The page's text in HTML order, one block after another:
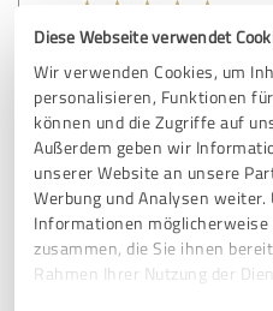
Diese Webseite verwendet
Wir verwenden Cookies, um
personalisieren, Funktionen
können und die Zugriffe auf
Außerdem geben wir
unserer Website an unsere
Werbung und Analysen
Informationen
zusammen, die Sie ihnen
Rahmen Ihrer Nutzung der
SEHR GUT
Berufsunfähigkeit
Die Kanzlei O&K hat mich
Möglichkeiten auf geklärt.
gegen die Versicherung vor
Positive für mich.
Das ganze Verfahren
Informiert wie der